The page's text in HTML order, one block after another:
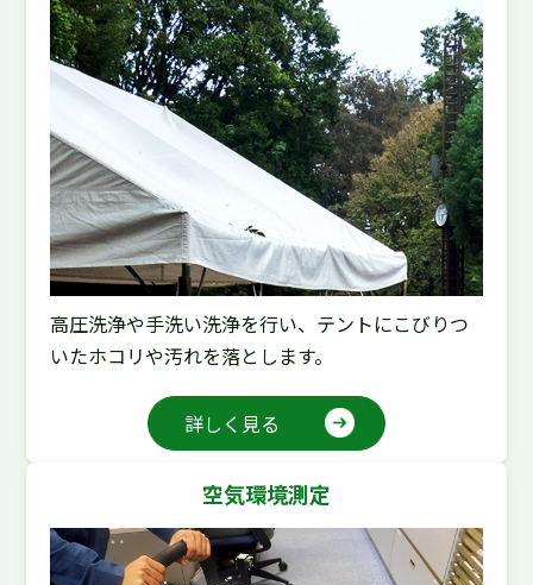
高圧洗浄や手洗い洗浄を行い、テントにこびりつ
いたホコリや汚れを落とします。
詳しく見る
空気環境測定